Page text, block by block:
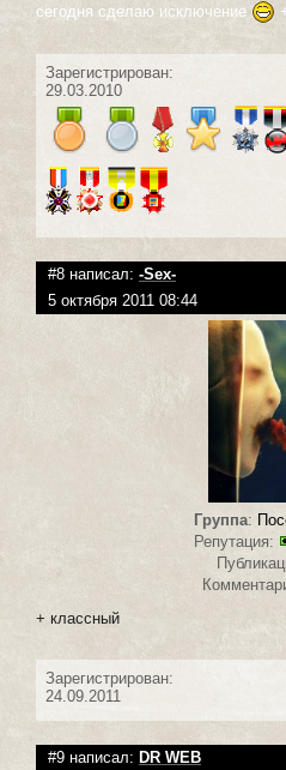
сегодня сделаю исключение
Зарегистрирован:
29.03.2010
#8 написал: -Sex-
5 октября 2011 08:44
Группа:
Репутация:
+ классный
Зарегистрирован:
24.09.2011
#9 написал: DR WEB